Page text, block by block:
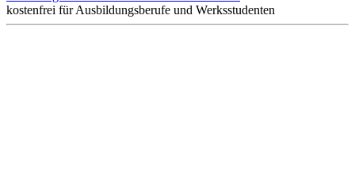
kostenfrei für Ausbildungsberufe und Werksstudenten